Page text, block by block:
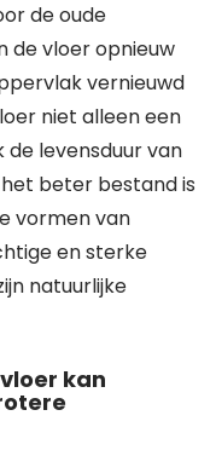
de oude
de vloer opnieuw
vernieuwd
niet alleen een
levensduur van
beter bestand is
vormen van
en sterke
natuurlijke
kan